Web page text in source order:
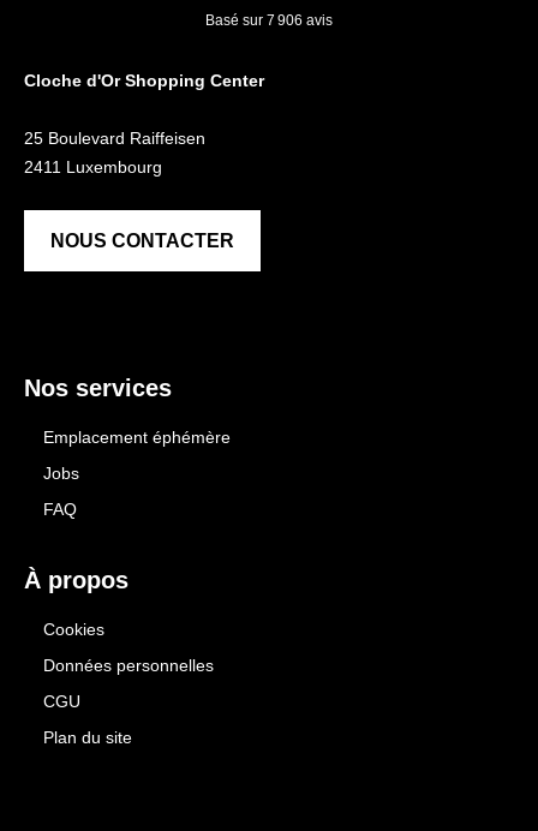
Basé sur 7 906 avis
Cloche d'Or Shopping Center
25 Boulevard Raiffeisen
2411 Luxembourg
NOUS CONTACTER
Nos services
Emplacement éphémère
Jobs
FAQ
À propos
Cookies
Données personnelles
CGU
Plan du site